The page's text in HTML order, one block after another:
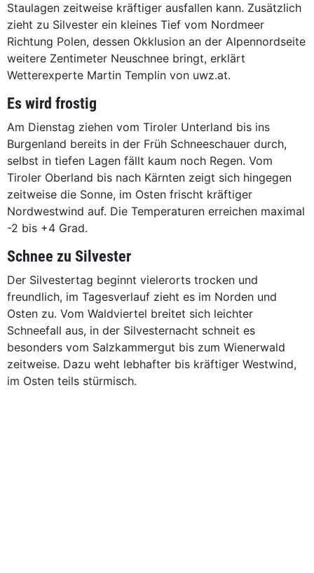
Staulagen zeitweise kräftiger ausfallen kann. Zusätzlich
zieht zu Silvester ein kleines Tief vom Nordmeer
Richtung Polen, dessen Okklusion an der Alpennordseite
weitere Zentimeter Neuschnee bringt, erklärt
Wetterexperte Martin Templin von uwz.at.
Es wird frostig
Am Dienstag ziehen vom Tiroler Unterland bis ins
Burgenland bereits in der Früh Schneeschauer durch,
selbst in tiefen Lagen fällt kaum noch Regen. Vom
Tiroler Oberland bis nach Kärnten zeigt sich hingegen
zeitweise die Sonne, im Osten frischt kräftiger
Nordwestwind auf. Die Temperaturen erreichen maximal
-2 bis +4 Grad.
Schnee zu Silvester
Der Silvestertag beginnt vielerorts trocken und
freundlich, im Tagesverlauf zieht es im Norden und
Osten zu. Vom Waldviertel breitet sich leichter
Schneefall aus, in der Silvesternacht schneit es
besonders vom Salzkammergut bis zum Wienerwald
zeitweise. Dazu weht lebhafter bis kräftiger Westwind,
im Osten teils stürmisch.